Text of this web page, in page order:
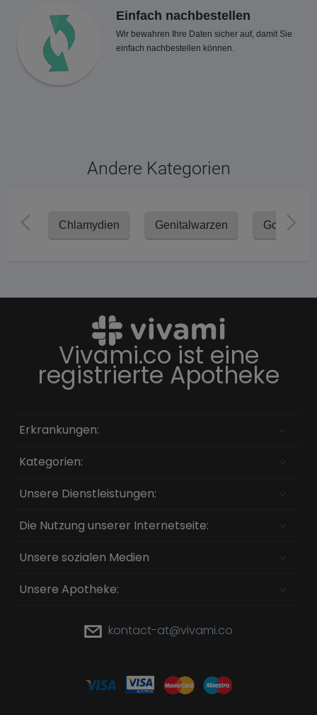
Einfach nachbestellen
Wir bewahren Ihre Daten sicher auf, damit Sie
einfach nachbestellen können.
Andere Kategorien
Chlamydien Genitalwarzen Gonorrhoe
Vivami.co ist eine
registrierte Apotheke
Erkrankungen:
Kategorien:
Unsere Dienstleistungen:
Die Nutzung unserer Internetseite:
Unsere sozialen Medien
Unsere Apotheke:
kontact-at@vivami.co